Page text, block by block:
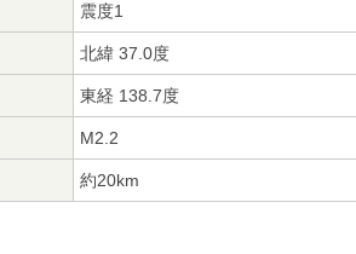
震度1
北緯 37.0度
東経 138.7度
M2.2
約20km